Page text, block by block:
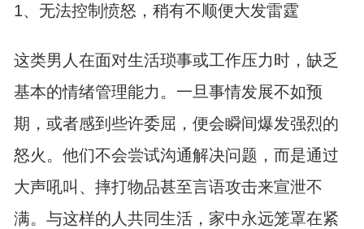
1、无法控制愤怒，稍有不顺便大发雷霆
这类男人在面对生活琐事或工作压力时，缺乏
基本的情绪管理能力。一旦事情发展不如预
期，或者感到些许委屈，便会瞬间爆发强烈的
怒火。他们不会尝试沟通解决问题，而是通过
大声吼叫、摔打物品甚至言语攻击来宣泄不
满。与这样的人共同生活，家中永远笼罩在紧